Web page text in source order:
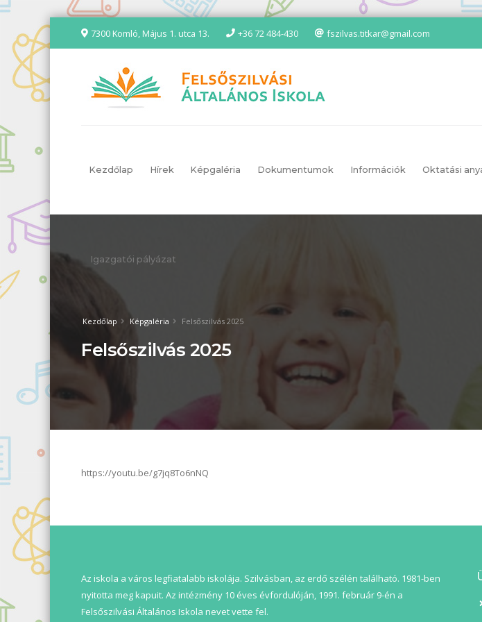
7300 Komló, Május 1. utca 13. +36 72 484-430 fszilvas.titkar@gmail.com
Kezdőlap Hírek Képgaléria Dokumentumok Információk Oktatási
Igazgatói pályázat
Kezdőlap Képgaléria Felsőszilvás 2025
Felsőszilvás 2025
https://youtu.be/g7jq8To6nNQ
Az iskola a város legfiatalabb iskolája. Szilvásban, az erdő szélén található. 1981-ben
nyitotta meg kapuit. Az intézmény 10 éves évfordulóján, 1991. február 9-én a
Felsőszilvási Általános Iskola nevet vette fel.